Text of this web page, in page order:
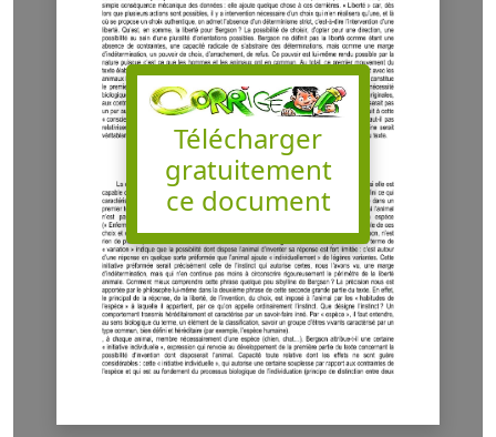
Télécharger
gratuitement
ce document